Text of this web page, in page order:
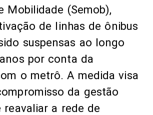
Mobilidade (Semob),
de linhas de ônibus
suspensas ao longo
por conta da
o metrô. A medida visa
da gestão
reavaliar a rede de